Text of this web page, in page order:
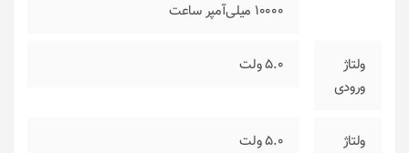
10000 میلی‌آمپر ساعت
ولتاژ
ورودی
5.0 ولت
ولتاژ
5.0 ولت